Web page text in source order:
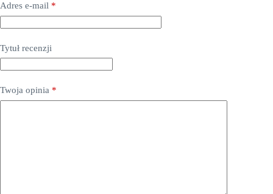
Adres e-mail *
Tytuł recenzji
Twoja opinia *